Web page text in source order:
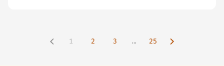
1 2 3 ... 25